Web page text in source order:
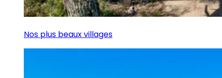
Nos plus beaux villages